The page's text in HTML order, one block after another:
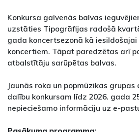
Konkursa galvenās balvas
uzstāties Tipogrāfijas radošā
gada koncertsezonā kā
koncertiem. Tāpat paredzētas arī
atbalstītāju sarūpētas balvas.
Jaunās roka un popmūzikas
dalību konkursam līdz 2026. gada
nepieciešamo informāciju uz e-